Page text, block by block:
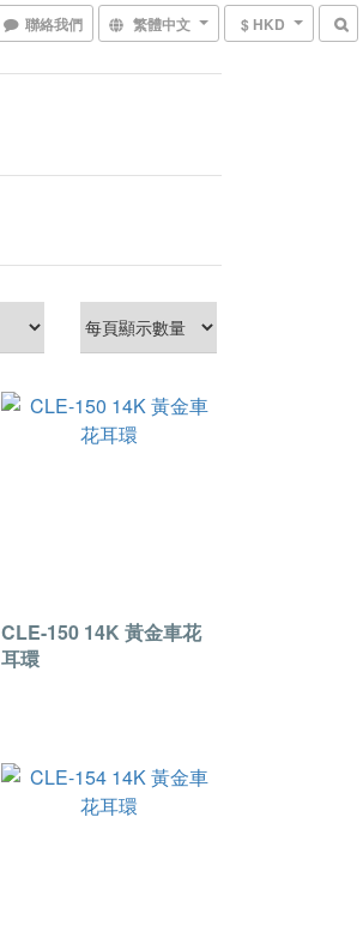
聯絡我們 繁體中文 $ HKD
CLE-150 14K 黃金車花
耳環